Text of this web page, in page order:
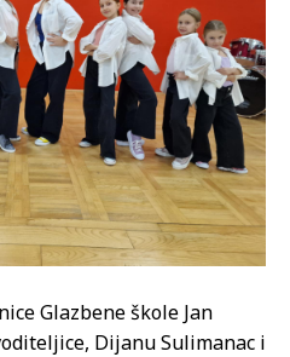
Glazbene škole Jan
Dijanu Sulimanac i